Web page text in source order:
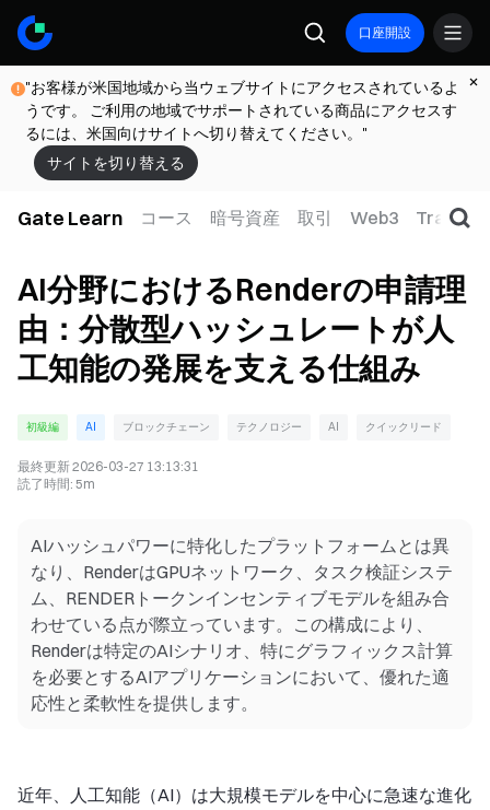
口座開設
"お客様が米国地域から当ウェブサイトにアクセスされているよ
うです。 ご利用の地域でサポートされている商品にアクセスす
るには、米国向けサイトへ切り替えてください。"
サイトを切り替える
Gate Learn コース 暗号資産 取引 Web3 TradFi
AI分野におけるRenderの申請理
由：分散型ハッシュレートが人
工知能の発展を支える仕組み
初級編 AI ブロックチェーン テクノロジー AI クイックリード
最終更新2026-03-27 13:13:31
読了時間: 5m
AIハッシュパワーに特化したプラットフォームとは異
なり、RenderはGPUネットワーク、タスク検証システ
ム、RENDERトークンインセンティブモデルを組み合
わせている点が際立っています。この構成により、
Renderは特定のAIシナリオ、特にグラフィックス計算
を必要とするAIアプリケーションにおいて、優れた適
応性と柔軟性を提供します。
近年、人工知能（AI）は大規模モデルを中心に急速な進化